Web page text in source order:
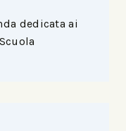
dedicata ai